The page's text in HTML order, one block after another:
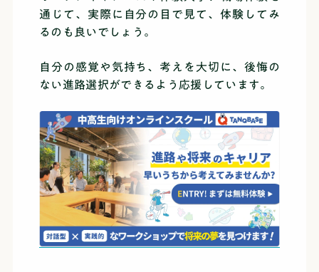
通じて、実際に自分の目で見て、体験してみ
るのも良いでしょう。
自分の感覚や気持ち、考えを大切に、後悔の
ない進路選択ができるよう応援しています。